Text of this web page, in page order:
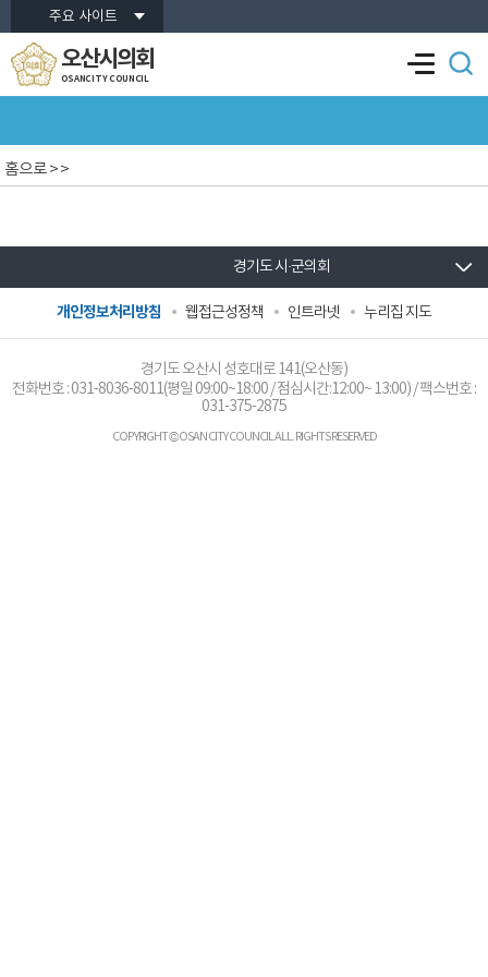
본문바로가기주요 사이트
오산시의회
OSANCITY COUNCIL
홈으로> >
경기도 시·군의회
개인정보처리방침 웹접근성정책 인트라넷 누리집 지도
경기도 오산시 성호대로 141(오산동)
전화번호 :031-8036-8011(평일 09:00~18:00 / 점심시간:12:00~ 13:00) / 팩스번호 :
031-375-2875
COPYRIGHT © OSAN CITY COUNCIL ALL. RIGHTS RESERVED